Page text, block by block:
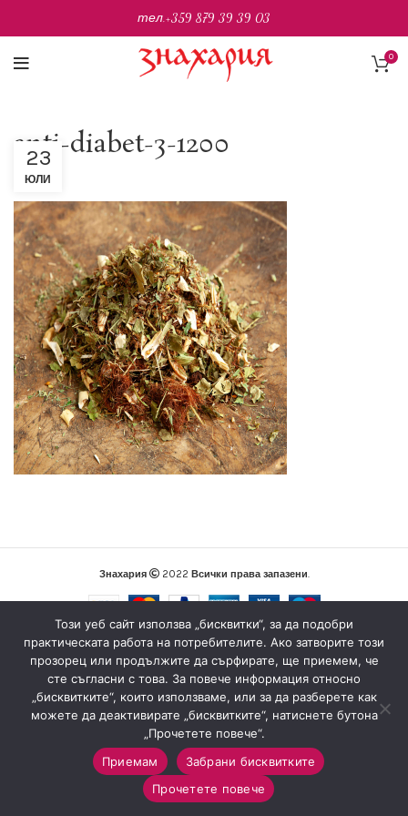
0
anti-diabet-3-1200
23
ЮЛИ
Знахария 2022 Всички права запазени.
тел.+359 879 39 39 03
Любими
0
Количка
Този уеб сайт използва „бисквитки“, за да подобри
практическата работа на потребителите. Ако затворите този
прозорец или продължите да сърфирате, ще приемем, че
сте съгласни с това. За повече информация относно
„бисквитките“, които използваме, или за да разберете как
можете да деактивирате „бисквитките“, натиснете бутона
„Прочетете повече“.
Приемам
Забрани бисквитките
Прочетете повече